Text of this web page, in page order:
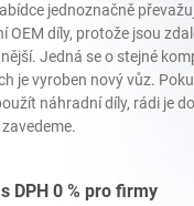
jednoznačně
OEM díly, protože jsou
Jedná se o stejné
je vyroben nový vůz.
náhradní díly, rádi je
DPH 0 % pro firmy